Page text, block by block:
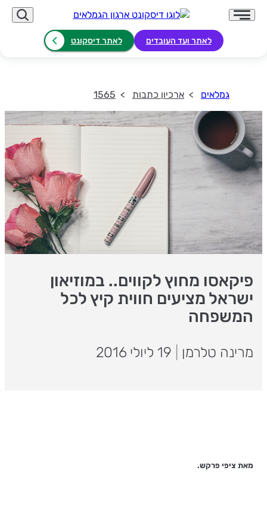
לאתר ועד העובדים לאתר דיסקונט
גמלאים ארכיון כתבות 1565
פיקאסו מחוץ לקווים.. במוזיאון
ישראל מציעים חווית קיץ לכל
המשפחה
מרינה טלרמן
מאת ציפי פרקש.